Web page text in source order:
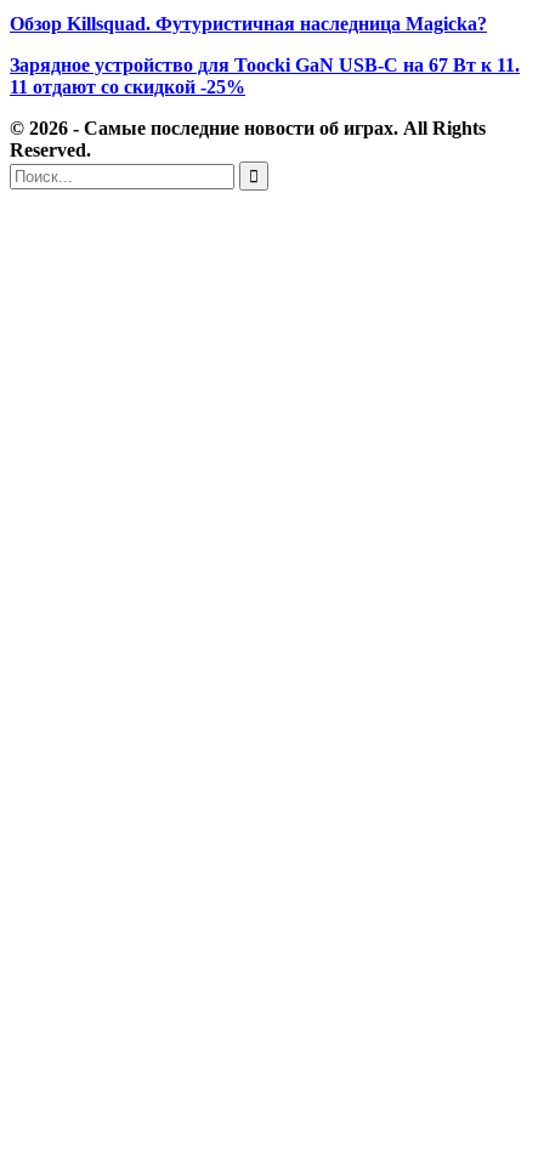
Обзор Killsquad. Футуристичная наследница Magicka?
Зарядное устройство для Toocki GaN USB-C на 67 Вт к 11.
11 отдают со скидкой -25%
© 2026 - Самые последние новости об играх. All Rights
Reserved.